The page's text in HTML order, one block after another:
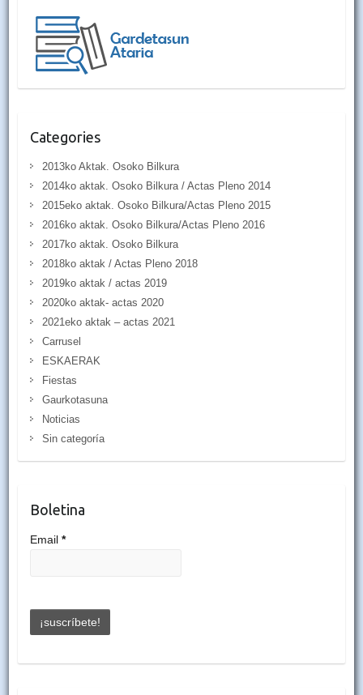
Categories
2013ko Aktak. Osoko Bilkura
2014ko aktak. Osoko Bilkura / Actas Pleno 2014
2015eko aktak. Osoko Bilkura/Actas Pleno 2015
2016ko aktak. Osoko Bilkura/Actas Pleno 2016
2017ko aktak. Osoko Bilkura
2018ko aktak / Actas Pleno 2018
2019ko aktak / actas 2019
2020ko aktak- actas 2020
2021eko aktak – actas 2021
Carrusel
ESKAERAK
Fiestas
Gaurkotasuna
Noticias
Sin categoría
Boletina
Email *